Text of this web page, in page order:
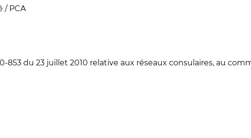
/ PCA
853 du 23 juillet 2010 relative aux réseaux consulaires, au